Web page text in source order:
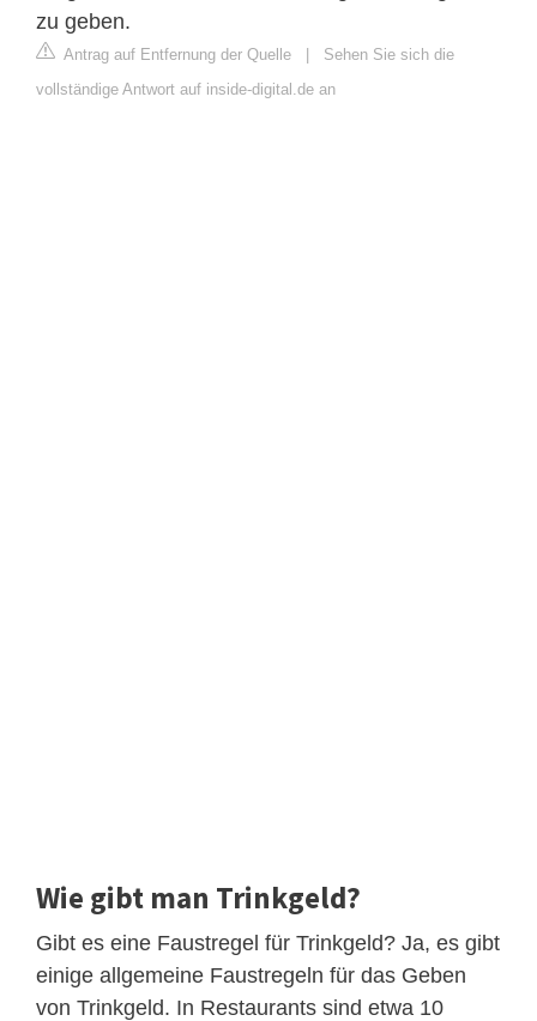
zu geben.
Antrag auf Entfernung der Quelle | Sehen Sie sich die
vollständige Antwort auf inside-digital.de an
Wie gibt man Trinkgeld?
Gibt es eine Faustregel für Trinkgeld? Ja, es gibt
einige allgemeine Faustregeln für das Geben
von Trinkgeld. In Restaurants sind etwa 10